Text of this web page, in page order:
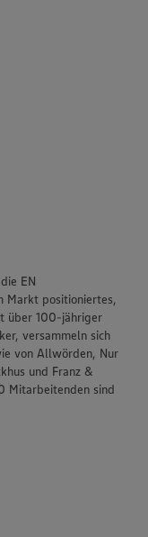
EN
Markt positioniertes,
über 100-jähriger
versammeln sich
von Allwörden, Nur
und Franz &
Mitarbeitenden sind